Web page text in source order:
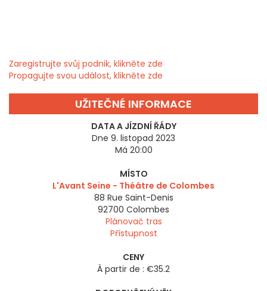
Zaregistrujte svůj podnik, klikněte zde
Propagujte svou událost, klikněte zde
UŽITEČNÉ INFORMACE
DATA A JÍZDNÍ ŘÁDY
Dne 9. listopad 2023
Má 20:00
MÍSTO
L'Avant Seine - Théâtre de Colombes
88 Rue Saint-Denis
92700 Colombes
Plánovač tras
Přístupnost
CENY
À partir de : €35.2